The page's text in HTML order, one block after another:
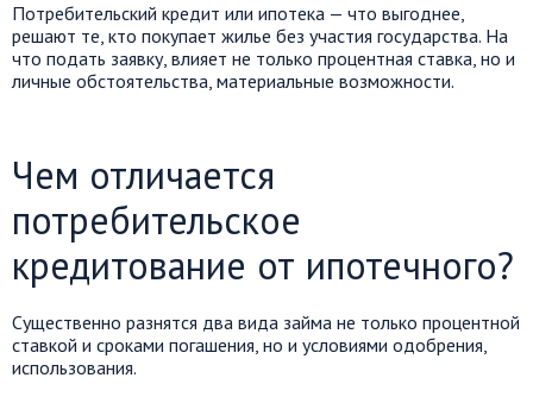
Потребительский кредит или ипотека — что выгоднее,
решают те, кто покупает жилье без участия государства. На
что подать заявку, влияет не только процентная ставка, но и
личные обстоятельства, материальные возможности.
Чем отличается
потребительское
кредитование от ипотечного?
Существенно разнятся два вида займа не только процентной
ставкой и сроками погашения, но и условиями одобрения,
использования.